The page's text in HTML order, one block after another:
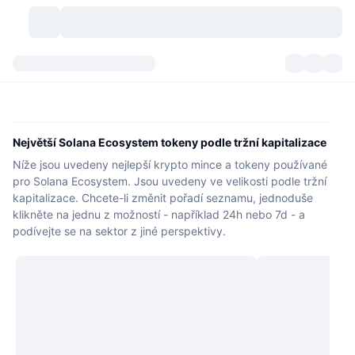
Kategorie
Historické snímky
Přehled trhu
Spotový trh
Signály New
Trendující
Burzy
Centralizované burzy
Komunita
Největší Solana Ecosystem tokeny podle tržní kapitalizace
Níže jsou uvedeny nejlepší krypto mince a tokeny používané
pro Solana Ecosystem. Jsou uvedeny ve velikosti podle tržní
kapitalizace. Chcete-li změnit pořadí seznamu, jednoduše
klikněte na jednu z možností - například 24h nebo 7d - a
podívejte se na sektor z jiné perspektivy.